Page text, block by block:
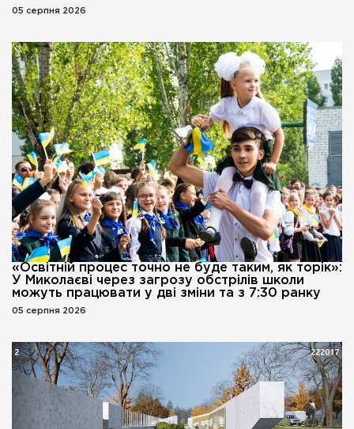
05 серпня 2026
«Освітній процес точно не буде таким, як торік»:
У Миколаєві через загрозу обстрілів школи
можуть працювати у дві зміни та з 7:30 ранку
05 серпня 2026